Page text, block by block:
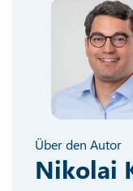
Über den Autor
Nikolai